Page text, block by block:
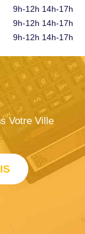
9h-12h 14h-17h
9h-12h 14h-17h
9h-12h 14h-17h
Votre Ville